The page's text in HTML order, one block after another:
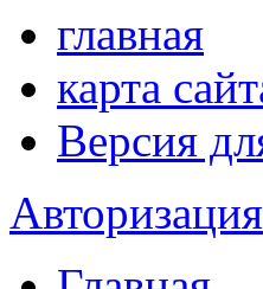
главная
карта
Версия
Авторизация